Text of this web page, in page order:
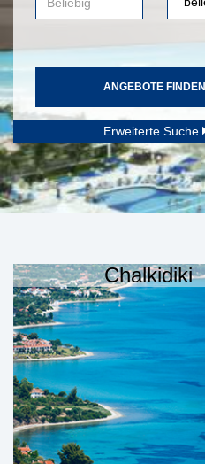
ANGEBOTE FINDEN
Erweiterte Suche
Chalkidiki